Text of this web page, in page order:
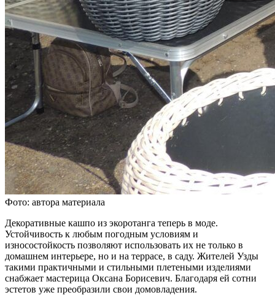
Фото: автора материала
Декоративные кашпо из экоротанга теперь в моде.
Устойчивость к любым погодным условиям и
износостойкость позволяют использовать их не только в
домашнем интерьере, но и на террасе, в саду. Жителей Узды
такими практичными и стильными плетеными изделиями
снабжает мастерица Оксана Борисевич. Благодаря ей сотни
эстетов уже преобразили свои домовладения.